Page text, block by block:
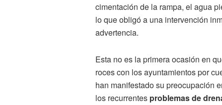
cimentación de la rampa, el agua
lo que obligó a una intervención
advertencia.
Esta no es la primera ocasión en
roces con los ayuntamientos por
han manifestado su preocupación
los recurrentes problemas de